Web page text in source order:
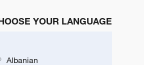
YOUR LANGUAGE
Albanian